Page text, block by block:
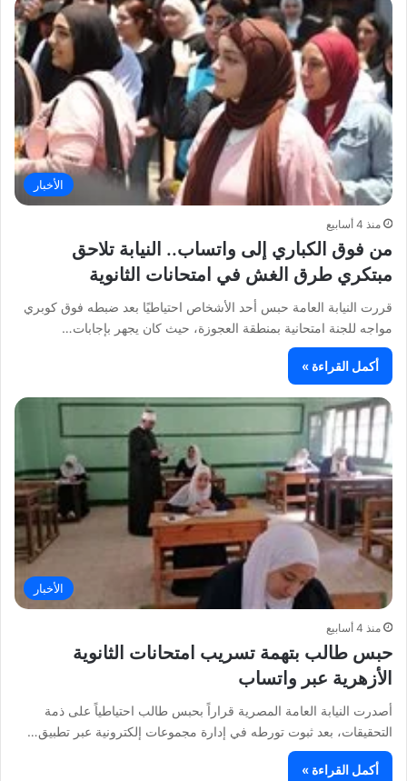
الأخبار
منذ 4 أسابيع
من فوق الكباري إلى واتساب.. النيابة تلاحق
مبتكري طرق الغش في امتحانات الثانوية
قررت النيابة العامة حبس أحد الأشخاص احتياطيًا بعد ضبطه فوق كوبري
مواجه للجنة امتحانية بمنطقة العجوزة، حيث كان يجهر بإجابات…
أكمل القراءة »
الأخبار
منذ 4 أسابيع
حبس طالب بتهمة تسريب امتحانات الثانوية
الأزهرية عبر واتساب
أصدرت النيابة العامة المصرية قراراً بحبس طالب احتياطياً على ذمة
التحقيقات، بعد ثبوت تورطه في إدارة مجموعات إلكترونية عبر تطبيق…
أكمل القراءة »